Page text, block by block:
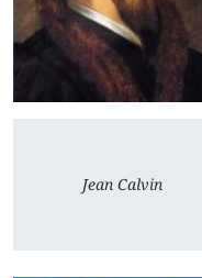
Jean Calvin